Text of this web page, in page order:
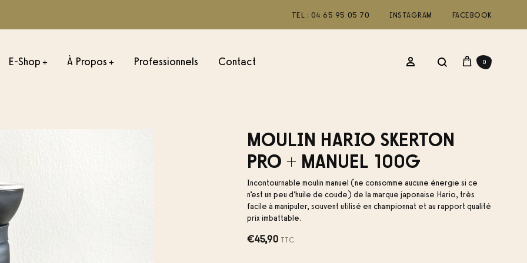
TEL : 04 65 95 05 70 INSTAGRAM FACEBOOK
E-Shop +
ACCESSOIRES-MERCH
T-shirt MÖKA
Kinto Tumbler isotherme
Moulin Hario Pro
À Propos + Professionnels Contact Se connecter
Recherche
CGV
Accessoires
À propos
Panier
0
MOULIN HARIO SKERTON
PRO + MANUEL 100G
Incontournable moulin manuel (ne consomme aucune énergie si ce
n’est un peu d’huile de coude) de la marque japonaise Hario, très
facile à manipuler, souvent utilisé en championnat et au rapport qualité
prix imbattable.
€45,90 TTC